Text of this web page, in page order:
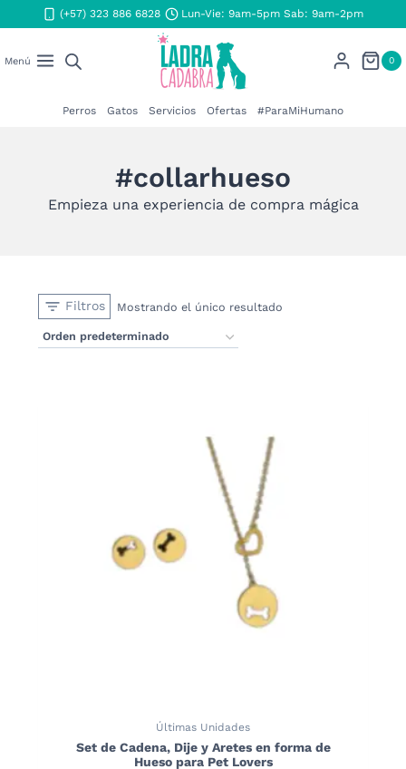
al
(+57) 323 886 6828 Lun-Vie: 9am-5pm Sab: 9am-2pm
Menú 0
Perros Gatos Servicios Ofertas #ParaMiHumano
#collarhueso
Empieza una experiencia de compra mágica
Filtros Mostrando el único resultado
Últimas Unidades
Set de Cadena, Dije y Aretes en forma de
Hueso para Pet Lovers